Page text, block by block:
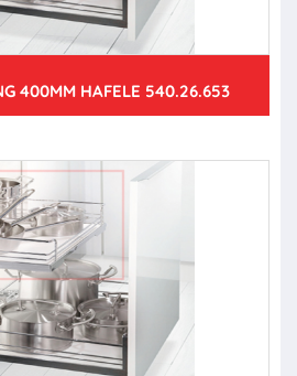
400MM HAFELE 540.26.653